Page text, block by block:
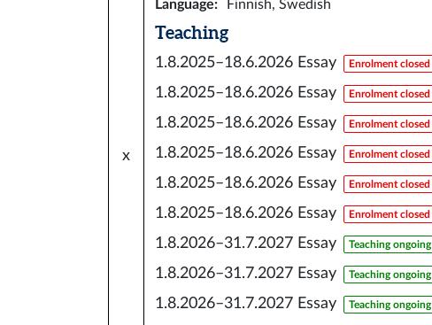
x
Language: Finnish, Swedish
Teaching
1.8.2025–18.6.2026 Essay Enrolment closed
1.8.2025–18.6.2026 Essay Enrolment closed
1.8.2025–18.6.2026 Essay Enrolment closed
1.8.2025–18.6.2026 Essay Enrolment closed
1.8.2025–18.6.2026 Essay Enrolment closed
1.8.2025–18.6.2026 Essay Enrolment closed
1.8.2026–31.7.2027 Essay Teaching ongoing
1.8.2026–31.7.2027 Essay Teaching ongoing
1.8.2026–31.7.2027 Essay Teaching ongoing